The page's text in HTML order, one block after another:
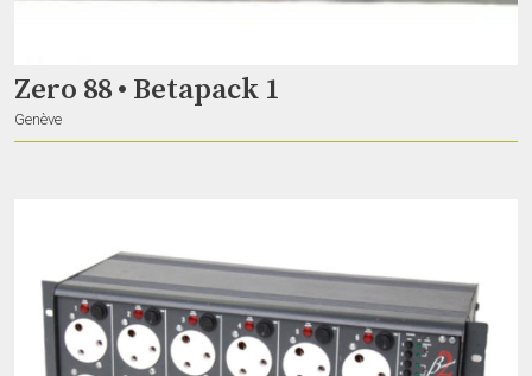
Zero 88 • Betapack 1
Genève